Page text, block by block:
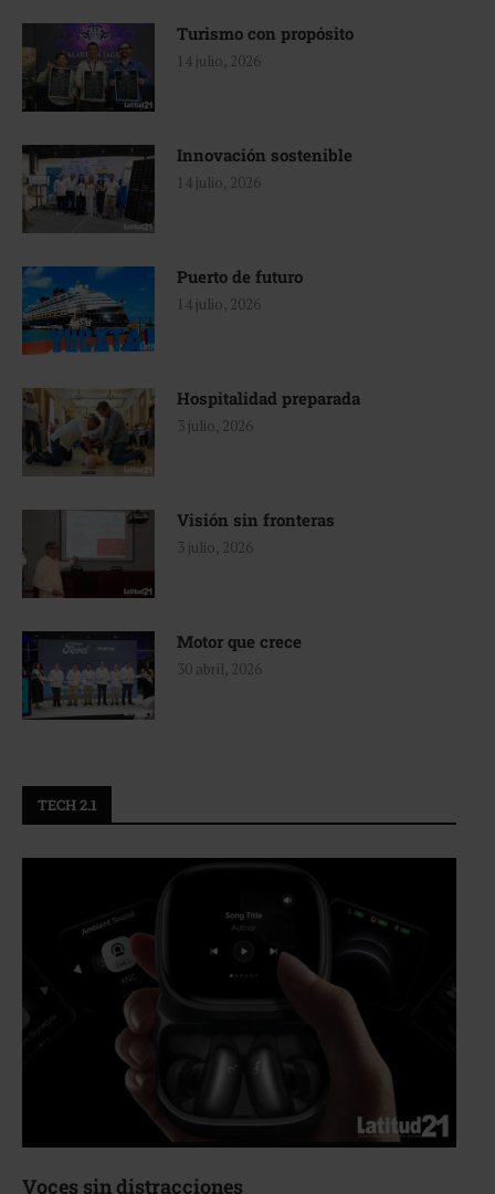
Turismo con propósito
14 julio, 2026
Innovación sostenible
14 julio, 2026
Puerto de futuro
14 julio, 2026
Hospitalidad preparada
3 julio, 2026
Visión sin fronteras
3 julio, 2026
Motor que crece
30 abril, 2026
TECH 2.1
Voces sin distracciones